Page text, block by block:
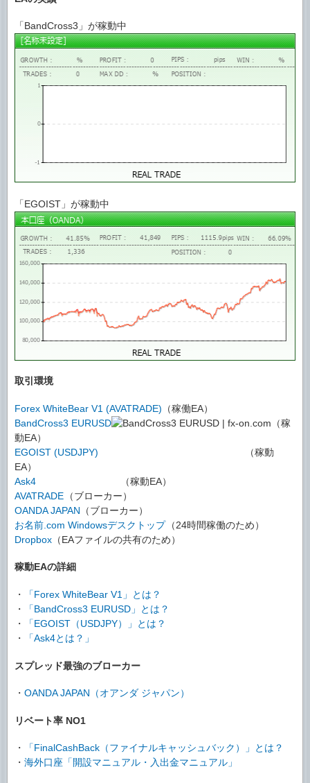
「BandCross3」が稼動中
「EGOIST」が稼動中
取引環境
Forex WhiteBear V1 (AVATRADE) （稼働EA）
BandCross3 EURUSD
（稼
動EA）
EGOIST (USDJPY)
（稼動
EA）
Ask4
（稼動EA）
AVATRADE （ブローカー）
OANDA JAPAN （ブローカー）
お名前.com Windowsデスクトップ （24時間稼働のため）
Dropbox （EAファイルの共有のため）
稼動EAの詳細
・
「Forex WhiteBear V1」とは？
・
「BandCross3 EURUSD」とは？
・
「EGOIST（USDJPY）」とは？
・
「Ask4とは？」
スプレッド最強のブローカー
・ OANDA JAPAN（オアンダ ジャパン）
リベート率 NO1
・
「FinalCashBack（ファイナルキャッシュバック）」とは？
・ 海外口座「開設マニュアル・入出金マニュアル」